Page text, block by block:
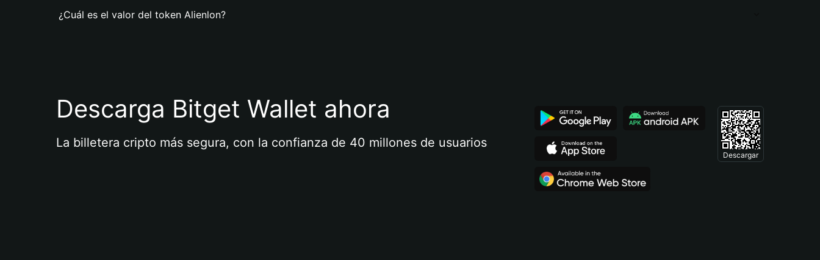
¿Cuál es el valor del token Alienlon?
Descarga Bitget Wallet ahora
La billetera cripto más segura, con la confianza de 40 millones de usuarios
Descargar